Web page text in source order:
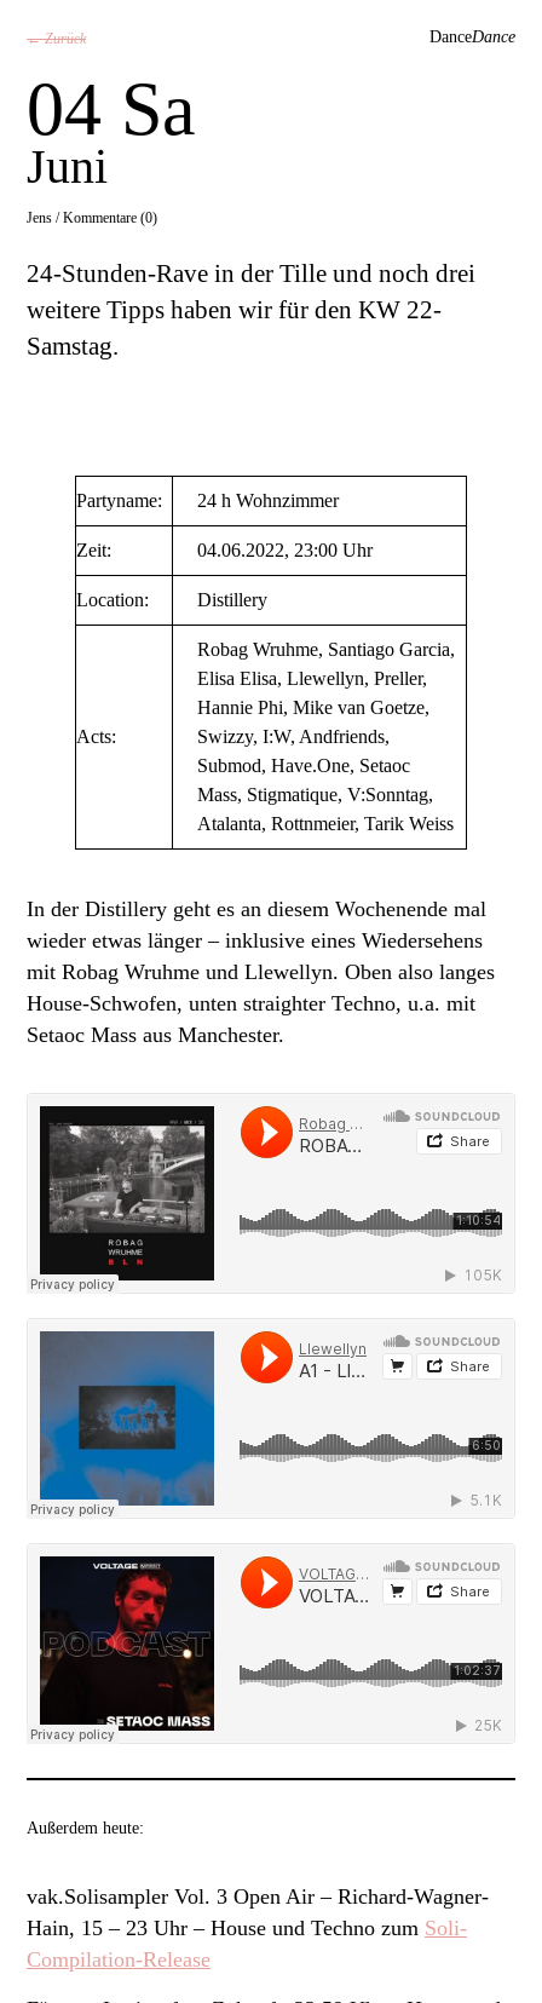
← Zurück DanceDance
04 Sa
Juni
Jens /Kommentare (0)
24-Stunden-Rave in der Tille und noch drei
weitere Tipps haben wir für den KW 22-
Samstag.
Partyname: 24 h Wohnzimmer
Zeit: 04.06.2022, 23:00 Uhr
Location: Distillery
Acts:
Robag Wruhme, Santiago Garcia,
Elisa Elisa, Llewellyn, Preller,
Hannie Phi, Mike van Goetze,
Swizzy, I:W, Andfriends,
Submod, Have.One, Setaoc
Mass, Stigmatique, V:Sonntag,
Atalanta, Rottnmeier, Tarik Weiss
In der Distillery geht es an diesem Wochenende mal
wieder etwas länger – inklusive eines Wiedersehens
mit Robag Wruhme und Llewellyn. Oben also langes
House-Schwofen, unten straighter Techno, u.a. mit
Setaoc Mass aus Manchester.
Außerdem heute:
vak.Solisampler Vol. 3 Open Air – Richard-Wagner-
Hain, 15 – 23 Uhr – House und Techno zum Soli-
Compilation-Release